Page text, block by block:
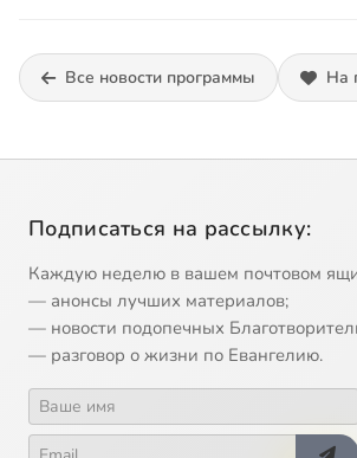
Все новости программы На
Подписаться на рассылку:
Каждую неделю в вашем почтовом
— анонсы лучших материалов;
— новости подопечных
— разговор о жизни по Евангелию.